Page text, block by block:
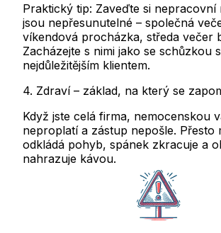
Praktický tip: Zaveďte si nepracovní
jsou nepřesunutelné – společná
víkendová procházka, středa večer
Zacházejte s nimi jako se schůzkou s
nejdůležitějším klientem.
4. Zdraví – základ, na který se
Když jste celá firma, nemocenskou
neproplatí a zástup nepošle. Přesto
odkládá pohyb, spánek zkracuje a
nahrazuje kávou.